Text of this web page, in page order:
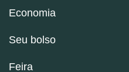
Economia
Seu bolso
Feira